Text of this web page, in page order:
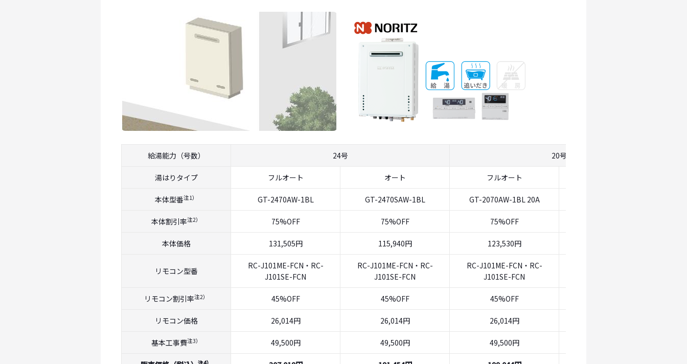
給湯能力（号数） 24号 20号
湯はりタイプ フルオート オート フルオート
本体型番注1） GT-2470AW-1BL GT-2470SAW-1BL GT-2070AW-1BL 20A
本体割引率注2） 75%OFF 75%OFF 75%OFF
本体価格 131,505円 115,940円 123,530円
リモコン型番
RC-J101ME-FCN・RC-
J101SE-FCN
RC-J101ME-FCN・RC-
J101SE-FCN
RC-J101ME-FCN・RC-
J101SE-FCN
リモコン割引率注2） 45%OFF 45%OFF 45%OFF
リモコン価格 26,014円 26,014円 26,014円
基本工事費注3） 49,500円 49,500円 49,500円